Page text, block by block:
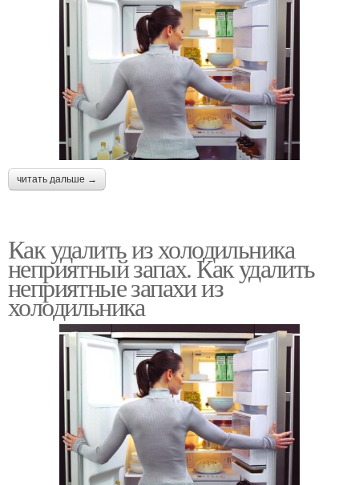
читать дальше →
Как удалить из холодильника
неприятный запах. Как удалить
неприятные запахи из
холодильника